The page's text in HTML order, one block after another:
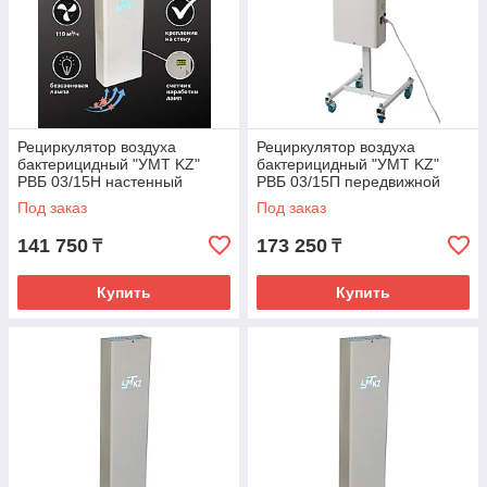
Рециркулятор воздуха
бактерицидный "УМТ KZ"
РВБ 03/15Н настенный
Под заказ
141 750 ₸
Купить
Рециркулятор воздуха
бактерицидный "УМТ KZ"
РВБ 03/15П передвижной
Под заказ
173 250 ₸
Купить